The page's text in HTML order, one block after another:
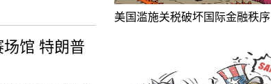
馆 特朗普
美国滥施关税破坏国际金融秩序